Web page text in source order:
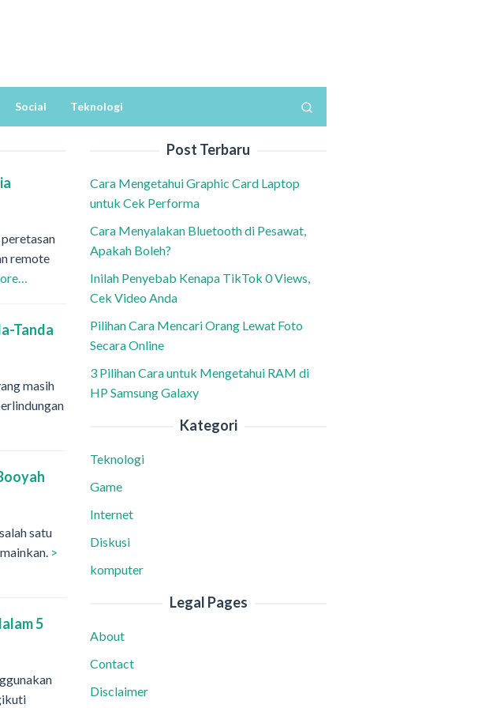
Social Teknologi
remote
Tanda
masih
satu
>
5
Post Terbaru
Cara Mengetahui Graphic Card Laptop
untuk Cek Performa
Cara Menyalakan Bluetooth di Pesawat,
Apakah Boleh?
Inilah Penyebab Kenapa TikTok 0 Views,
Cek Video Anda
Pilihan Cara Mencari Orang Lewat Foto
Secara Online
3 Pilihan Cara untuk Mengetahui RAM di
HP Samsung Galaxy
Kategori
Teknologi
Game
Internet
Diskusi
komputer
Legal Pages
About
Contact
Disclaimer